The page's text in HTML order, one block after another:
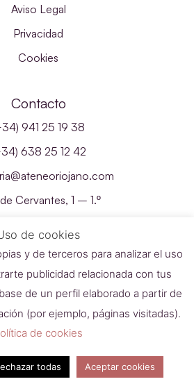
Aviso Legal
Privacidad
Cookies
Contacto
941 25 19 38
638 25 12 42
Cervantes, 1 – 1.º
2023 | Desarrollado con por SDi
de cookies
y de terceros para analizar el uso
publicidad relacionada con tus
de un perfil elaborado a partir de
(por ejemplo, páginas visitadas).
de cookies
todas Aceptar cookies